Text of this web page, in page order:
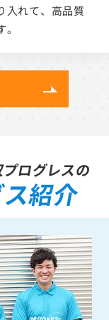
入れて、高品質
ログレスの
紹介